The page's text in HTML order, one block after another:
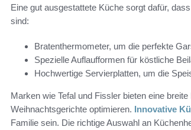
Eine gut ausgestattete Küche sorgt dafür,
sind:
Bratenthermometer, um die perfekte
Spezielle Auflaufformen für köstliche
Hochwertige Servierplatten, um die
Marken wie Tefal und Fissler bieten eine
Weihnachtsgerichte optimieren. Innovative
Familie sein. Die richtige Auswahl an